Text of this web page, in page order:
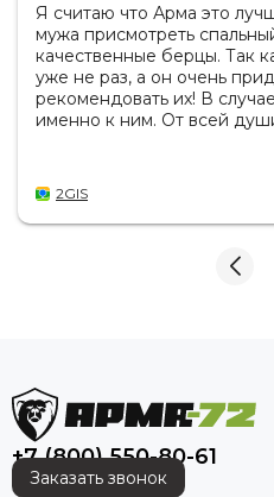
Я считаю что Арма это
мужа присмотреть
качественные берцы. Так
уже не раз, а он очень
рекомендовать их! В
именно к ним. От всей
2GIS
+7 (800) 550-80-61
Заказать звонок